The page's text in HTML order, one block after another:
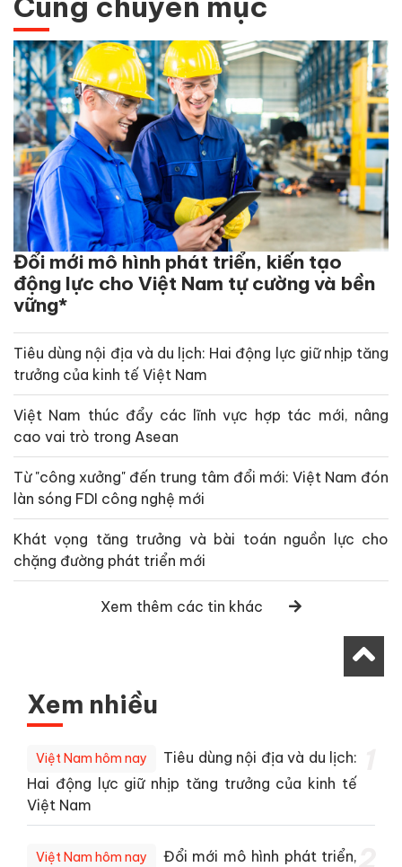
Đổi mới mô hình phát triển, kiến tạo
động lực cho Việt Nam tự cường và bền
vững*
Tiêu dùng nội địa và du lịch: Hai động lực giữ nhịp tăng
trưởng của kinh tế Việt Nam
Việt Nam thúc đẩy các lĩnh vực hợp tác mới, nâng
cao vai trò trong Asean
Từ "công xưởng" đến trung tâm đổi mới: Việt Nam đón
làn sóng FDI công nghệ mới
Khát vọng tăng trưởng và bài toán nguồn lực cho
chặng đường phát triển mới
Xem thêm các tin khác
Xem nhiều
Việt Nam hôm nay
Tiêu dùng nội địa và du lịch:
Hai động lực giữ nhịp tăng trưởng của kinh tế
Việt Nam
Việt Nam hôm nay
Đổi mới mô hình phát triển,